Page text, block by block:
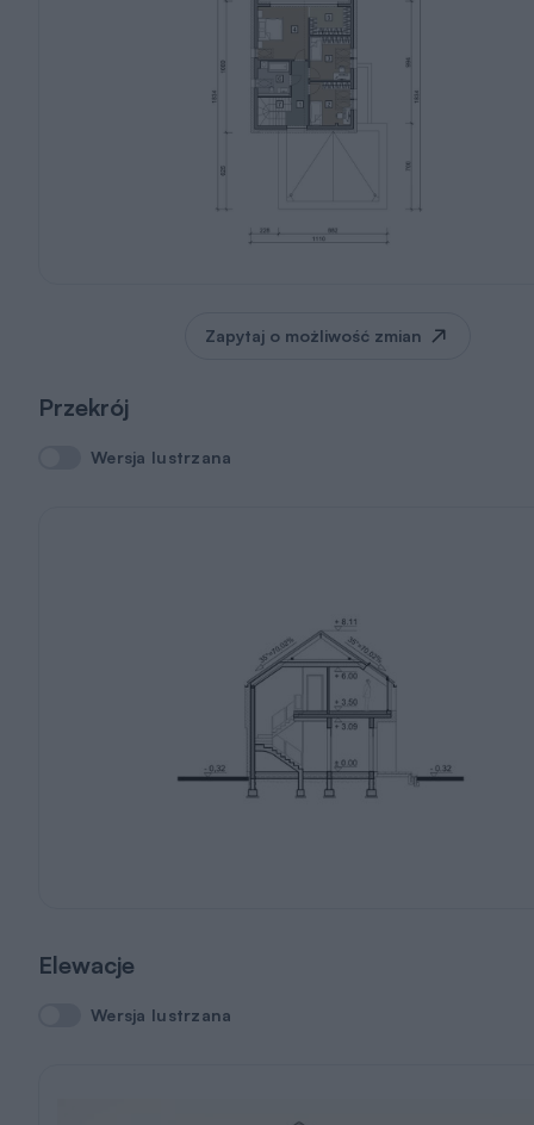
Zapytaj o możliwość zmian
Przekrój
Wersja lustrzana
Wersja lustrzana
Elewacje
Wersja lustrzana
Wersja lustrzana